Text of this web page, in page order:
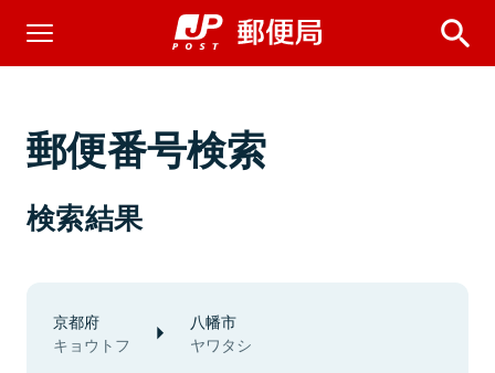
郵便番号検索
検索結果
京都府
キョウトフ
八幡市
ヤワタシ